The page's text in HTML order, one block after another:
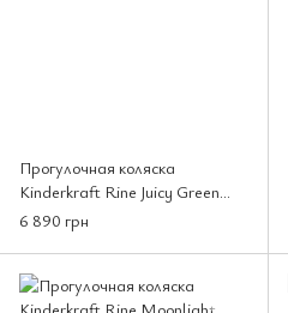
Прогулочная коляска
Kinderkraft Rine Juicy Green
(KSRINE00GRE0000)
6 890 грн